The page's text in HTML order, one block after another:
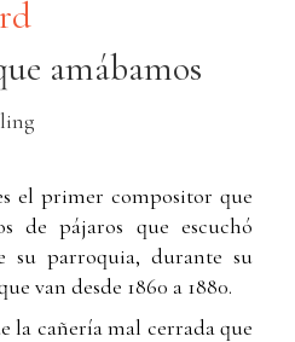
amábamos
el primer compositor que
de pájaros que escuchó
parroquia, durante su
van desde 1860 a 1880.
la cañería mal cerrada que